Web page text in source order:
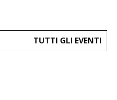
TUTTI GLI EVENTI